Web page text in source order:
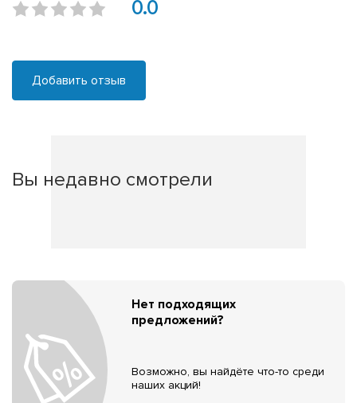
0.0
Добавить отзыв
Вы недавно смотрели
Нет подходящих
предложений?
Возможно, вы найдёте что-то среди
наших акций!